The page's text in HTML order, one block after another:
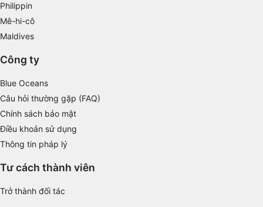
Philippin
Mê-hi-cô
Maldives
Công ty
Blue Oceans
Câu hỏi thường gặp (FAQ)
Chính sách bảo mật
Điều khoản sử dụng
Thông tin pháp lý
Tư cách thành viên
Trở thành đối tác
actively requested
Necessary
Performance
Functional
Advertising